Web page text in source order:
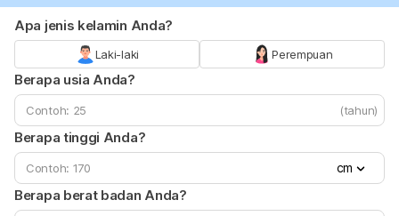
Apa jenis kelamin Anda?
Laki-laki Perempuan
Berapa usia Anda?
(tahun)
Berapa tinggi Anda?
cm
Berapa berat badan Anda?